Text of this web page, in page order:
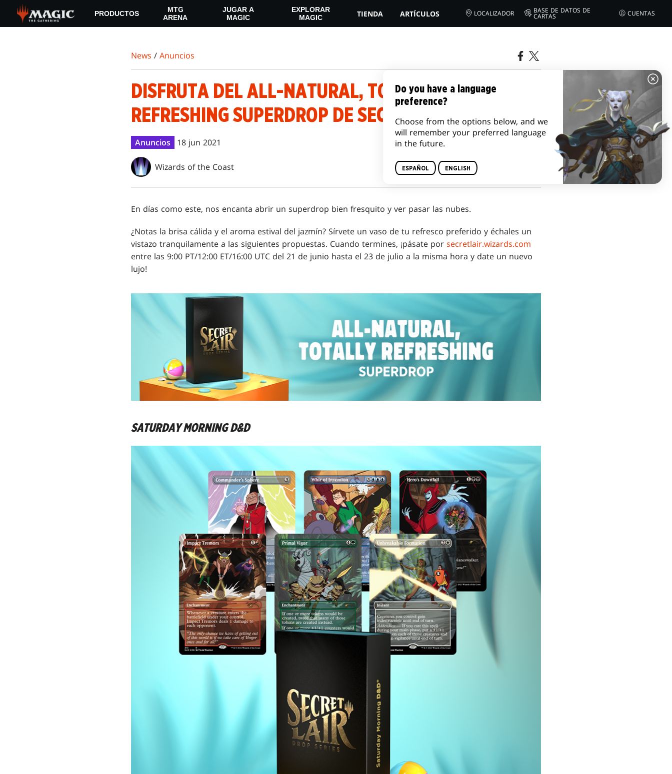
main
PRODUCTOS
MTG
ARENA
JUGAR A
MAGIC
EXPLORAR
MAGIC
TIENDA ARTÍCULOS LOCALIZADOR BASE DE DATOS DE
CARTAS CUENTAS
News / Anuncios
DISFRUTA DEL ALL-NATURAL, TOTALLY
REFRESHING SUPERDROP DE SECRET LAIR
Anuncios 18 jun 2021
Wizards of the Coast
En días como este, nos encanta abrir un superdrop bien fresquito y ver pasar las nubes.
¿Notas la brisa cálida y el aroma estival del jazmín? Sírvete un vaso de tu refresco preferido y échales un
vistazo tranquilamente a las siguientes propuestas. Cuando termines, ¡pásate por secretlair.wizards.com
entre las 9:00 PT/12:00 ET/16:00 UTC del 21 de junio hasta el 23 de julio a la misma hora y date un nuevo
lujo!
SATURDAY MORNING D&D
Do you have a language
preference?
Choose from the options below, and we
will remember your preferred language
in the future.
ESPAÑOL ENGLISH